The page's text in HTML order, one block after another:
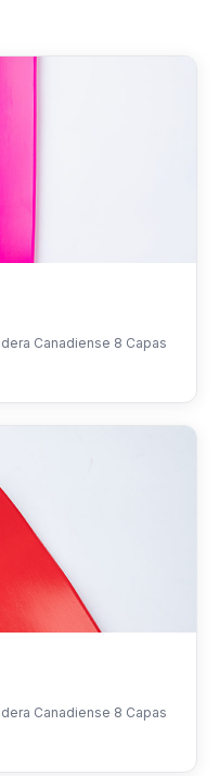
Canadiense 8 Capas
Canadiense 8 Capas